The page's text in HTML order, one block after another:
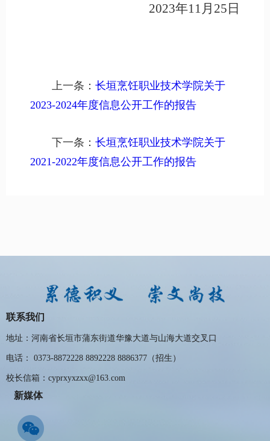
2023年11月25日
上一条： 长垣烹饪职业技术学院关于
2023-2024年度信息公开工作的报告
下一条： 长垣烹饪职业技术学院关于
2021-2022年度信息公开工作的报告
联系我们
地址：河南省长垣市蒲东街道华豫大道与山海大道交叉口
电话： 0373-8872228 8892228 8886377（招生）
校长信箱：cyprxyxzxx@163.com
新媒体